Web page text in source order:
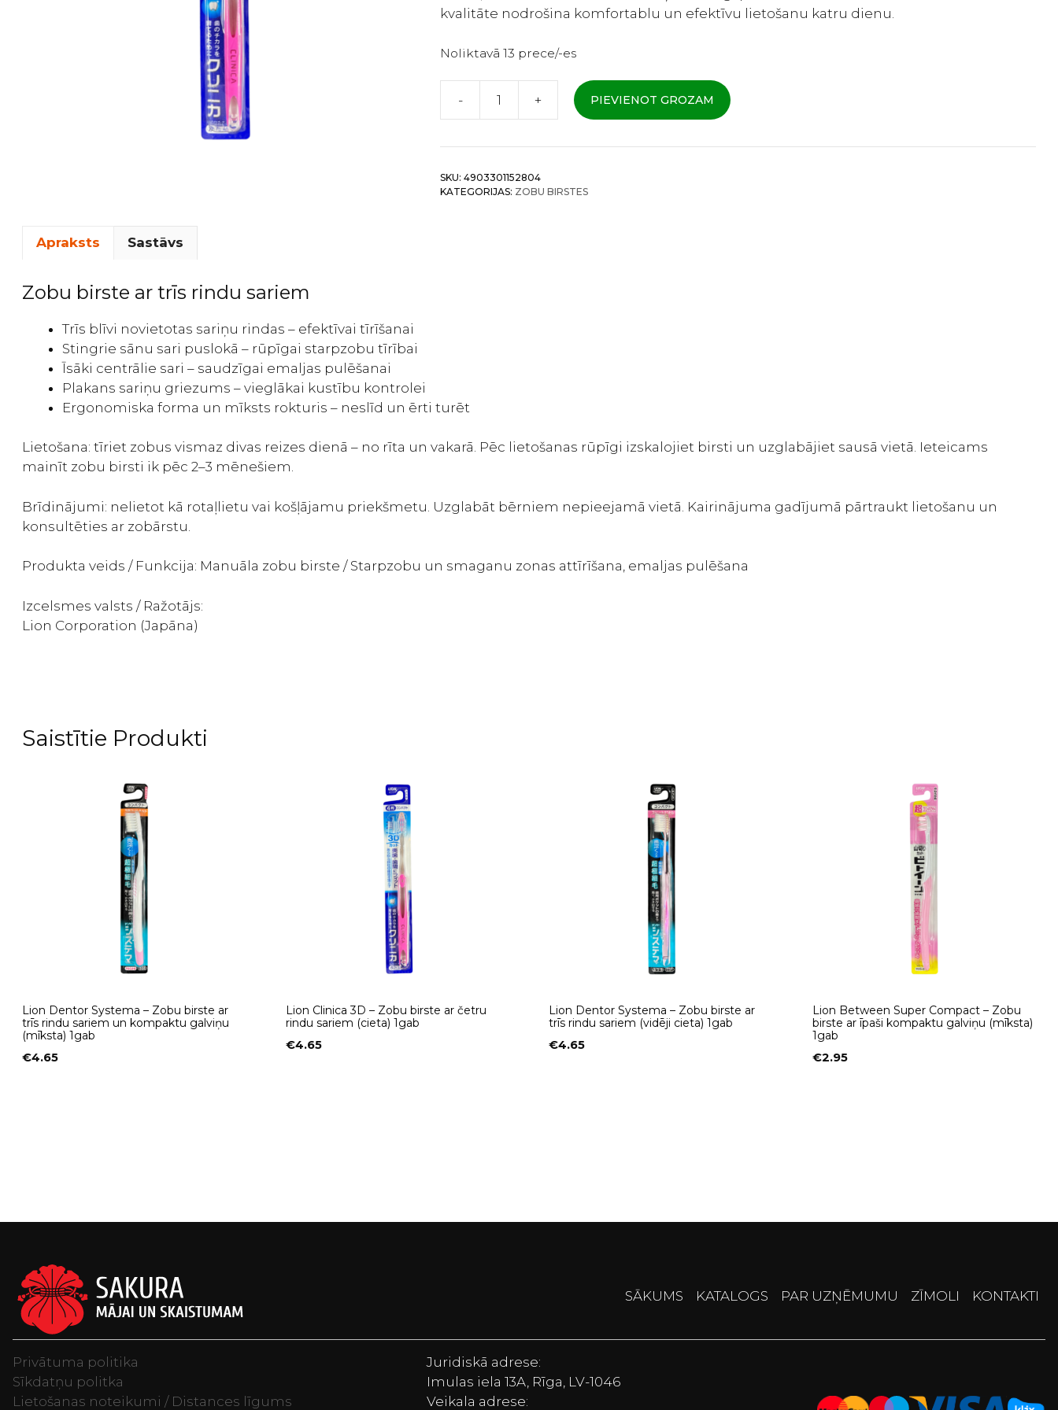
kvalitāte nodrošina komfortablu un efektīvu lietošanu katru dienu.
Noliktavā 13 prece/-es
-
-
birste
+ PIEVIENOT GROZAM
SKU:4903301152804
KATEGORIJAS: ZOBU BIRSTES
Apraksts Sastāvs
Zobu birste ar trīs rindu sariem
Trīs blīvi novietotas sariņu rindas – efektīvai tīrīšanai
Stingrie sānu sari puslokā – rūpīgai starpzobu tīrībai
Īsāki centrālie sari – saudzīgai emaljas pulēšanai
Plakans sariņu griezums – vieglākai kustību kontrolei
Ergonomiska forma un mīksts rokturis – neslīd un ērti turēt
Lietošana: tīriet zobus vismaz divas reizes dienā – no rīta un vakarā. Pēc lietošanas rūpīgi izskalojiet birsti un uzglabājiet sausā vietā. Ieteicams
mainīt zobu birsti ik pēc 2–3 mēnešiem.
Brīdinājumi: nelietot kā rotaļlietu vai košļājamu priekšmetu. Uzglabāt bērniem nepieejamā vietā. Kairinājuma gadījumā pārtraukt lietošanu un
konsultēties ar zobārstu.
Produkta veids / Funkcija: Manuāla zobu birste / Starpzobu un smaganu zonas attīrīšana, emaljas pulēšana
Izcelsmes valsts / Ražotājs:
Lion Corporation (Japāna)
Saistītie Produkti
Lion Dentor Systema – Zobu birste ar
trīs rindu sariem un kompaktu galviņu
(mīksta) 1gab
€4.65
Lion Clinica 3D – Zobu birste ar četru
rindu sariem (cieta) 1gab
€4.65
Lion Dentor Systema – Zobu birste ar
trīs rindu sariem (vidēji cieta) 1gab
€4.65
Lion Between Super Compact – Zobu
birste ar īpaši kompaktu galviņu (mīksta)
1gab
€2.95
SĀKUMS KATALOGS PAR UZŅĒMUMU ZĪMOLI KONTAKTI
Privātuma politika
Sīkdatņu politka
Lietošanas noteikumi / Distances līgums
Juridiskā adrese:
Imulas iela 13A, Rīga, LV-1046
Veikala adrese: